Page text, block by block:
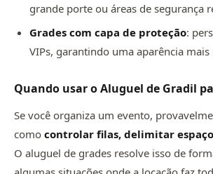
grande porte ou áreas de segurança
Grades com capa de proteção:
VIPs, garantindo uma aparência
Quando usar o Aluguel de Gradil
Se você organiza um evento,
como controlar filas, delimitar
O aluguel de grades resolve isso de